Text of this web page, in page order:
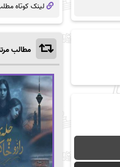
لینک کوتاه
مطالب